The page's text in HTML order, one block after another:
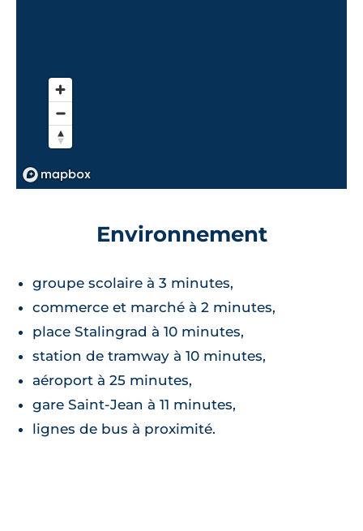
Environnement
groupe scolaire à 3 minutes,
commerce et marché à 2 minutes,
place Stalingrad à 10 minutes,
station de tramway à 10 minutes,
aéroport à 25 minutes,
gare Saint-Jean à 11 minutes,
lignes de bus à proximité.